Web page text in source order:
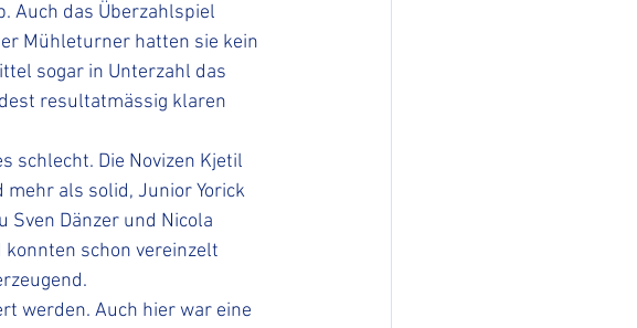
Auch das Überzahlspiel
Mühleturner hatten sie kein
sogar in Unterzahl das
resultatmässig klaren
schlecht. Die Novizen Kjetil
als solid, Junior Yorick
Sven Dänzer und Nicola
schon vereinzelt
werden. Auch hier war eine